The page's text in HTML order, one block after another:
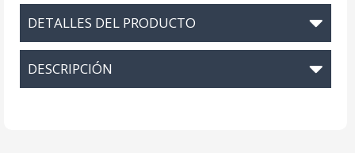
DETALLES DEL PRODUCTO
DESCRIPCIÓN